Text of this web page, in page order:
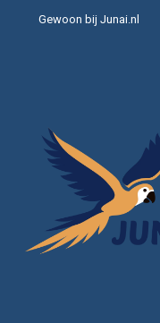
Gewoon bij Junai.nl